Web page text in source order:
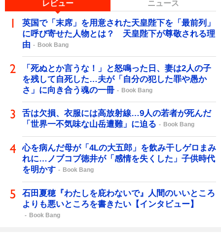
レビュー ニュース
英国で「末席」を用意された天皇陛下を「最前列」
に呼び寄せた人物とは？ 天皇陛下が尊敬される理
由
Book Bang
「死ぬとか言うな！」と怒鳴った日、妻は2人の子
を残して自死した…夫が「自分の犯した罪や愚か
さ」に向き合う魂の一冊
Book Bang
舌は欠損、衣服には高放射線…9人の若者が死んだ
「世界一不気味な山岳遭難」に迫る
Book Bang
心を病んだ母が「4Lの大五郎」を飲み干しゲロまみ
れに…ノブコブ徳井が「感情を失くした」子供時代
を明かす
Book Bang
石田夏穂『わたしを庇わないで』人間のいいところ
よりも悪いところを書きたい【インタビュー】
Book Bang